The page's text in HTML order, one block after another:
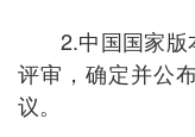
2.中国国家版
评审，确定并公
议。